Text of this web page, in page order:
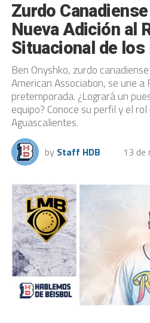
Zurdo
Nueva Adición al
Situacional de los
Ben Onyshko, zurdo
American Association, se une a
pretemporada. ¿Logrará un
equipo? Conoce su perfil y el
Aguascalientes.
by Staff HDB 13 de